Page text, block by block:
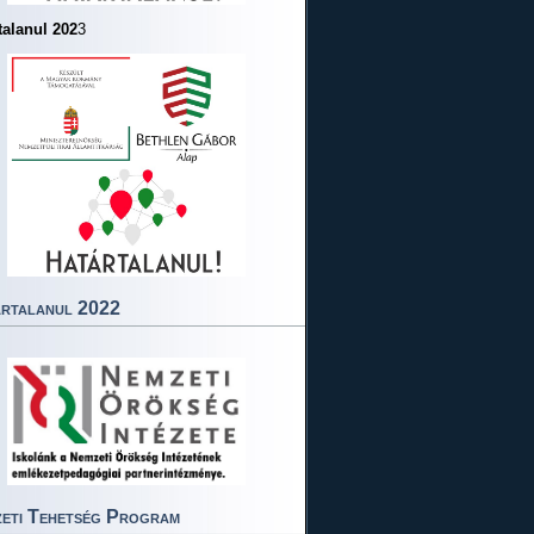
2023
2022
Tehetség Program